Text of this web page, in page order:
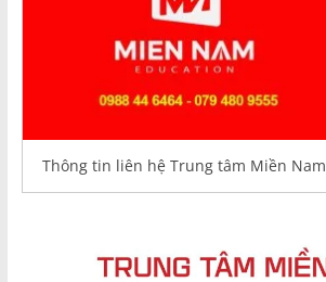
Thông tin liên hệ Trung tâm Miền Nam